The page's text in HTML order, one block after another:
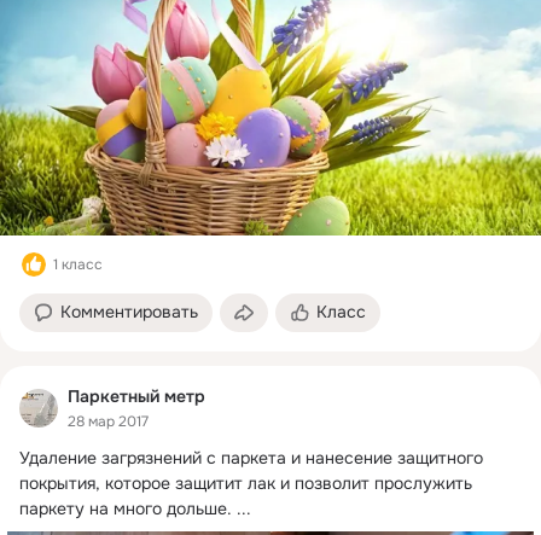
1 класс
Комментировать Класс
Паркетный метр
28 мар 2017
Удаление загрязнений с паркета и нанесение защитного
покрытия, которое защитит лак и позволит прослужить
паркету на много дольше. ...